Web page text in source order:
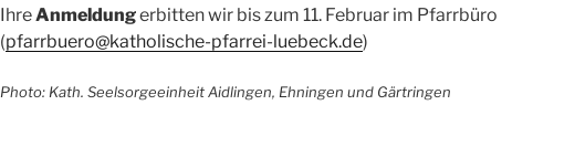
IhreAnmeldungerbitten wir bis zum 11. Februar im Pfarrbüro
(pfarrbuero@katholische-pfarrei-luebeck.de)
Photo: Kath. Seelsorgeeinheit Aidlingen, Ehningen und Gärtringen